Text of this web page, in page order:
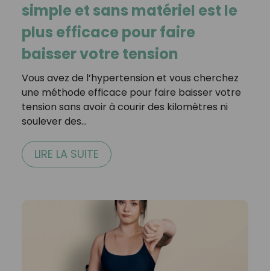
simple et sans matériel est le
plus efficace pour faire
baisser votre tension
Vous avez de l’hypertension et vous cherchez
une méthode efficace pour faire baisser votre
tension sans avoir à courir des kilomètres ni
soulever des…
LIRE LA SUITE